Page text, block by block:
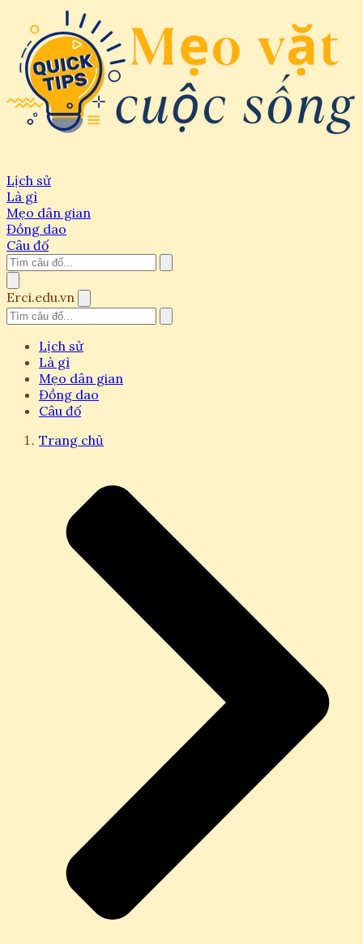
Lịch sử
Là gì
Mẹo dân gian
Đồng dao
Câu đố
Erci.edu.vn
Lịch sử
Là gì
Mẹo dân gian
Đồng dao
Câu đố
Trang chủ